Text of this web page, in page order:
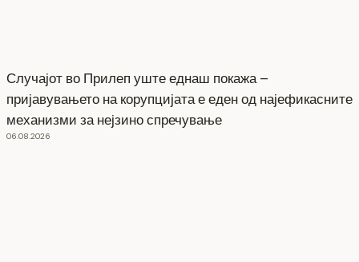
Случајот во Прилеп уште еднаш покажа –
пријавувањето на корупцијата е еден од најефикасните
механизми за нејзино спречување
06.08.2026